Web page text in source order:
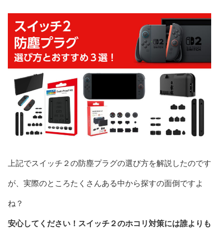
上記でスイッチ２の防塵プラグの選び方を解説したのです
が、実際のところたくさんある中から探すの面倒ですよ
ね？
安心してください！スイッチ２のホコリ対策には誰よりも